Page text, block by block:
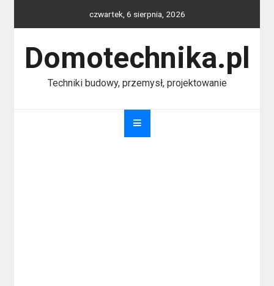
czwartek, 6 sierpnia, 2026
Domotechnika.pl
Techniki budowy, przemysł, projektowanie